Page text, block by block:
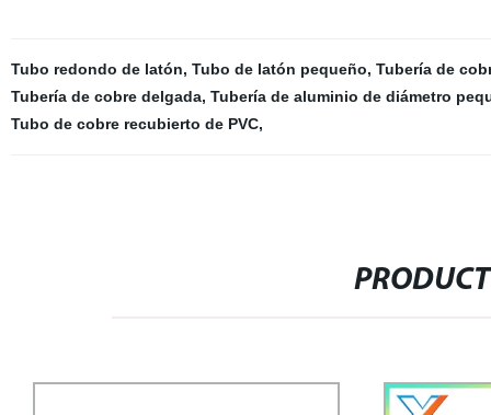
Tubo redondo de latón, Tubo de latón pequeño, Tubería de
Tubería de cobre delgada, Tubería de aluminio de diámetro
Tubo de cobre recubierto de PVC,